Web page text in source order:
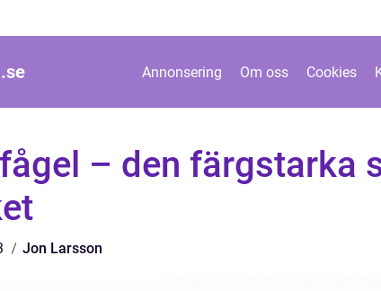
se Annonsering Om oss Cookies
– den färgstarka
Jon Larsson